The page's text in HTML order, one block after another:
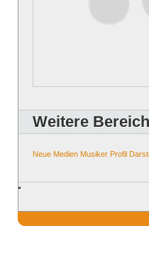
Weitere
Neue Medien Musiker Profil